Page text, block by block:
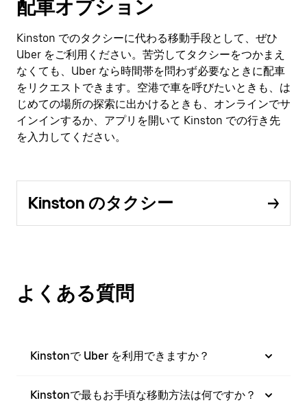
配車オプション
Kinston でのタクシーに代わる移動手段として、ぜひ
Uber をご利用ください。苦労してタクシーをつかまえ
なくても、Uber なら時間帯を問わず必要なときに配車
をリクエストできます。空港で車を呼びたいときも、は
じめての場所の探索に出かけるときも、オンラインでサ
インインするか、アプリを開いて Kinston での行き先
を入力してください。
Kinston のタクシー
よくある質問
Kinstonで Uber を利用できますか？
Kinstonで最もお手頃な移動方法は何ですか？